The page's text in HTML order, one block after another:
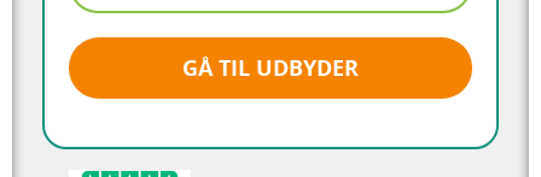
GÅ TIL UDBYDER